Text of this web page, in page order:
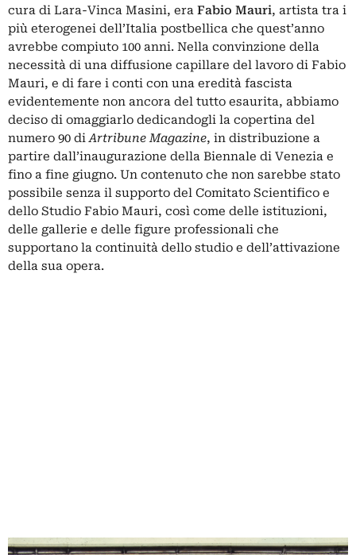
cura di Lara-Vinca Masini, era Fabio Mauri, artista tra i
più eterogenei dell’Italia postbellica che quest’anno
avrebbe compiuto 100 anni. Nella convinzione della
necessità di una diffusione capillare del lavoro di Fabio
Mauri, e di fare i conti con una eredità fascista
evidentemente non ancora del tutto esaurita, abbiamo
deciso di omaggiarlo dedicandogli la copertina del
numero 90 di Artribune Magazine, in distribuzione a
partire dall’inaugurazione della Biennale di Venezia e
fino a fine giugno. Un contenuto che non sarebbe stato
possibile senza il supporto del Comitato Scientifico e
dello Studio Fabio Mauri, così come delle istituzioni,
delle gallerie e delle figure professionali che
supportano la continuità dello studio e dell’attivazione
della sua opera.